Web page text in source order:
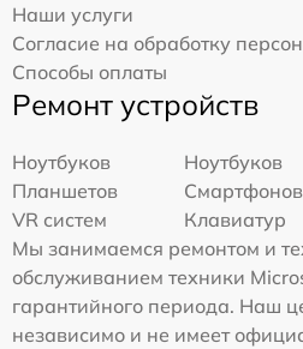
Наши услуги
Согласие на обработку
Способы оплаты
Ремонт устройств
Ноутбуков
Ноутбуков
Планшетов
Смартфонов
VR систем
Клавиатур
Мы занимаемся ремонтом и
обслуживанием техники
гарантийного периода. Наш
независимо и не имеет